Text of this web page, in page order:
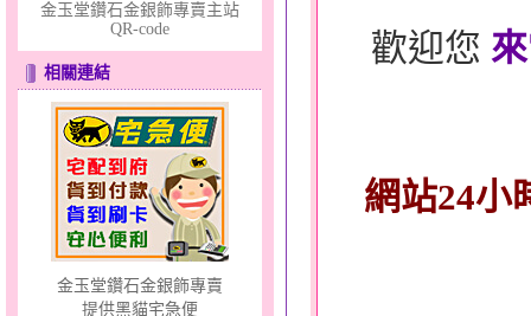
甜心女孩～金銀鋼女套鍊
金玉堂鑽石金銀飾專賣主站
QR-code
相關連結
金玉堂鑽石金銀飾專賣
提供黑貓宅急便
歡迎您
網站24小